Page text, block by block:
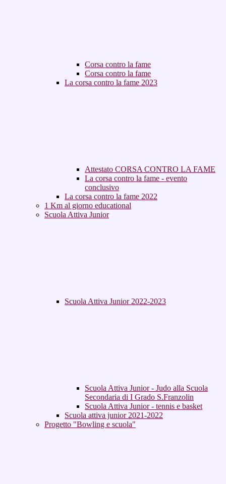
Corsa contro la fame
Corsa contro la fame
La corsa contro la fame 2023
Attestato CORSA CONTRO LA FAME
La corsa contro la fame - evento
conclusivo
La corsa contro la fame 2022
1 Km al giorno educational
Scuola Attiva Junior
Scuola Attiva Junior 2022-2023
Scuola Attiva Junior - Judo alla Scuola
Secondaria di I Grado S.Franzolin
Scuola Attiva Junior - tennis e basket
Scuola attiva junior 2021-2022
Progetto "Bowling e scuola"